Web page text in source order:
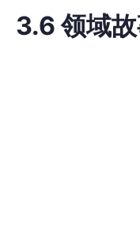
3.6 领域